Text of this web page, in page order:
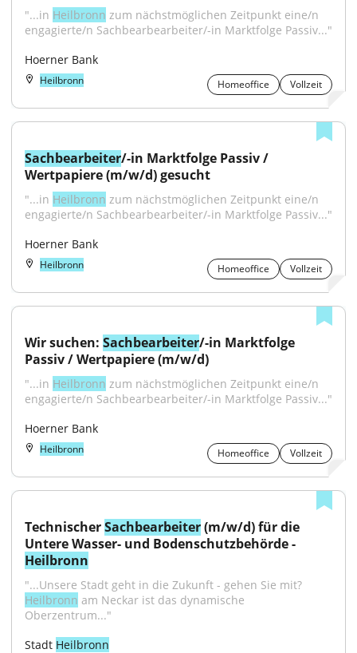
"...in Heilbronn zum nächstmöglichen Zeitpunkt eine/n
engagierte/n Sachbearbearbeiter/-in Marktfolge Passiv..."
Hoerner Bank
Heilbronn Homeoffice Vollzeit
Sachbearbeiter/-in Marktfolge Passiv /
Wertpapiere (m/w/d) gesucht
"...in Heilbronn zum nächstmöglichen Zeitpunkt eine/n
engagierte/n Sachbearbearbeiter/-in Marktfolge Passiv..."
Hoerner Bank
Heilbronn Homeoffice Vollzeit
Wir suchen: Sachbearbeiter/-in Marktfolge
Passiv / Wertpapiere (m/w/d)
"...in Heilbronn zum nächstmöglichen Zeitpunkt eine/n
engagierte/n Sachbearbearbeiter/-in Marktfolge Passiv..."
Hoerner Bank
Heilbronn Homeoffice Vollzeit
Technischer Sachbearbeiter (m/w/d) für die
Heilbronn
Heilbronn am Neckar ist das dynamische
Oberzentrum..."
Stadt Heilbronn